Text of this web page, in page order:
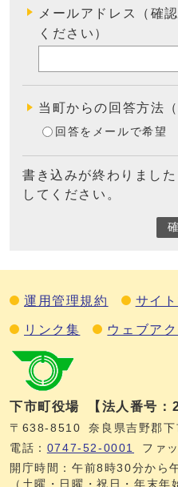
メールアドレス（確
ください）
当町からの回答方法 （
回答をメールで希望
書き込みが終わりまし
してください。
運用管理規約 サイ
リンク集 ウェブア
下市町役場 【法人番号
〒638-8510
奈良県吉野郡
電話： 0747‐52‐0001
ファ
開庁時間：午前8時30分から
（土曜・日曜・祝日・年末年